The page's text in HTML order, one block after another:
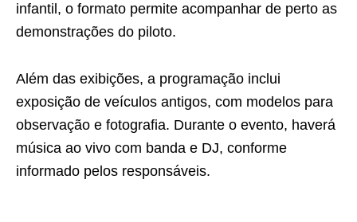
infantil, o formato permite acompanhar de perto as
demonstrações do piloto.
Além das exibições, a programação inclui
exposição de veículos antigos, com modelos para
observação e fotografia. Durante o evento, haverá
música ao vivo com banda e DJ, conforme
informado pelos responsáveis.